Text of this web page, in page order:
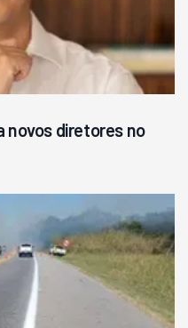
novos diretores no